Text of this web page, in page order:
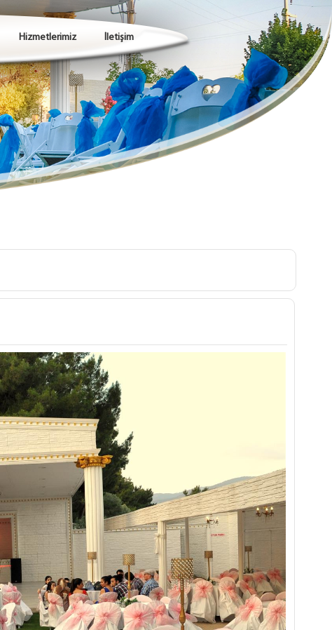
Hizmetlerimiz İletişim